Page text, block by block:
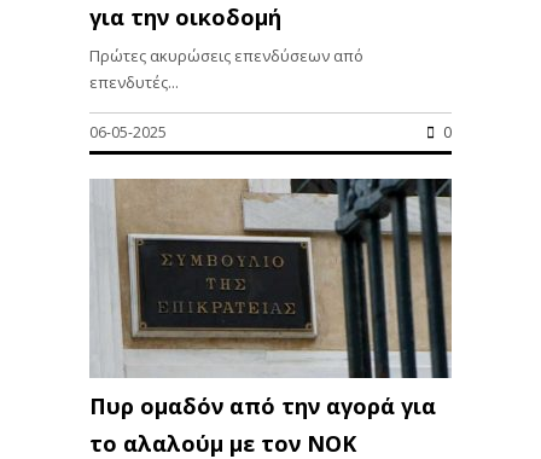
για την οικοδομή
Πρώτες ακυρώσεις επενδύσεων από
επενδυτές...
06-05-2025 0
Πυρ ομαδόν από την αγορά για
το αλαλούμ με τον ΝΟΚ